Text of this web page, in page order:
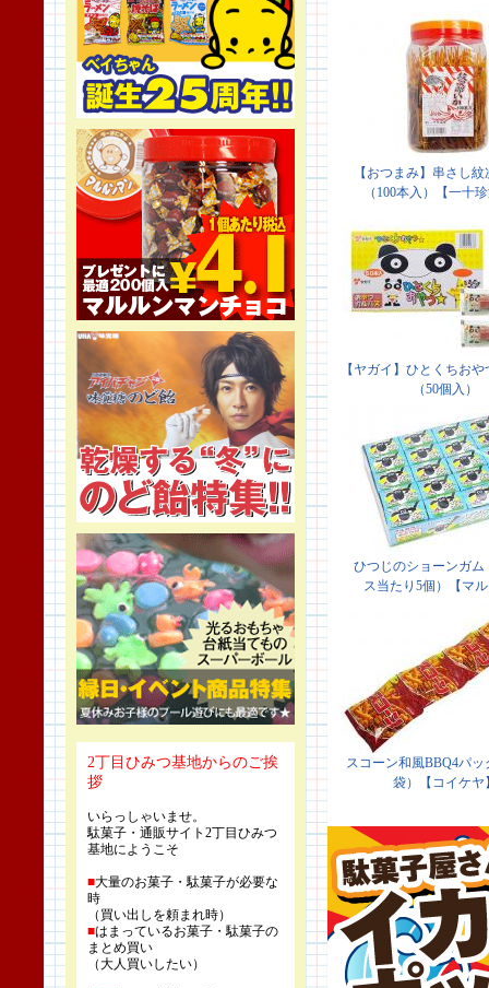
2丁目ひみつ基地からのご挨
拶
いらっしゃいませ。
駄菓子・通販サイト2丁目ひみつ
基地にようこそ
■大量のお菓子・駄菓子が必要な
時
（買い出しを頼まれ時）
■はまっているお菓子・駄菓子の
まとめ買い
（大人買いしたい）